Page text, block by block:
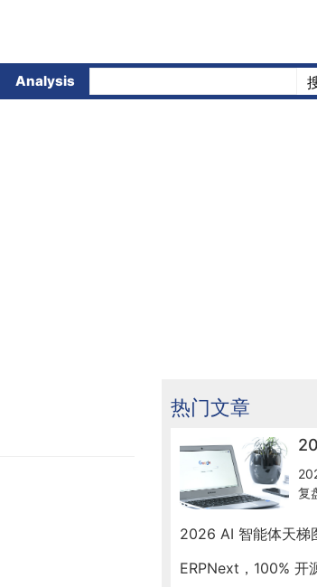
Analysis
热门文章
复
预
ERPNext，100% 开